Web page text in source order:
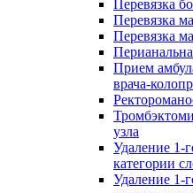
Перевязка
Перевязка
Перевязка
Прием
врача-
узла
Удаление 1-
категории
Удаление 1-